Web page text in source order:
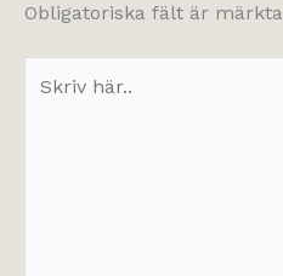
Obligatoriska fält är märkta
här..